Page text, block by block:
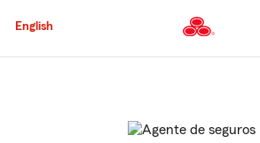
al
principal
English